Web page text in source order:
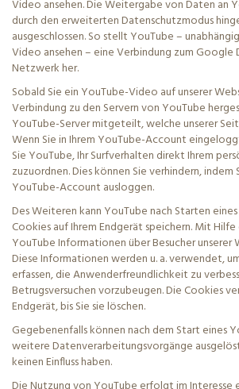
Video ansehen. Die Weitergabe von Daten an
durch den erweiterten Datenschutzmodus
ausgeschlossen. So stellt YouTube –
Video ansehen – eine Verbindung zum Google
Netzwerk her.
Sobald Sie ein YouTube-Video auf unserer
Verbindung zu den Servern von YouTube
YouTube-Server mitgeteilt, welche unserer
Wenn Sie in Ihrem YouTube-Account
Sie YouTube, Ihr Surfverhalten direkt Ihrem
zuzuordnen. Dies können Sie verhindern, indem
YouTube-Account ausloggen.
Des Weiteren kann YouTube nach Starten
Cookies auf Ihrem Endgerät speichern. Mit
YouTube Informationen über Besucher unserer
Diese Informationen werden u. a. verwendet,
erfassen, die Anwenderfreundlichkeit zu
Betrugsversuchen vorzubeugen. Die Cookies
Endgerät, bis Sie sie löschen.
Gegebenenfalls können nach dem Start eines
weitere Datenverarbeitungsvorgänge
keinen Einfluss haben.